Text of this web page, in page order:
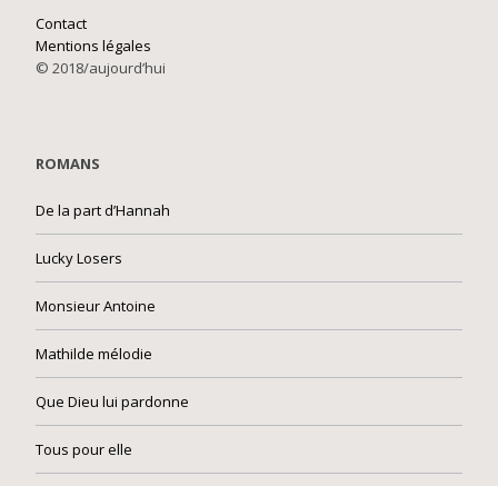
Contact
Mentions légales
© 2018/aujourd’hui
ROMANS
De la part d’Hannah
Lucky Losers
Monsieur Antoine
Mathilde mélodie
Que Dieu lui pardonne
Tous pour elle